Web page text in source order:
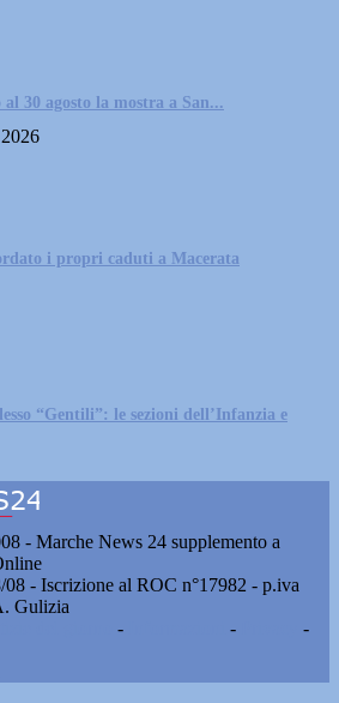
30 agosto la mostra a San...
i propri caduti a Macerata
“Gentili”: le sezioni dell’Infanzia e
- Marche News 24 supplemento a
08 - Iscrizione al ROC n°17982 - p.iva
Gulizia
- -
-